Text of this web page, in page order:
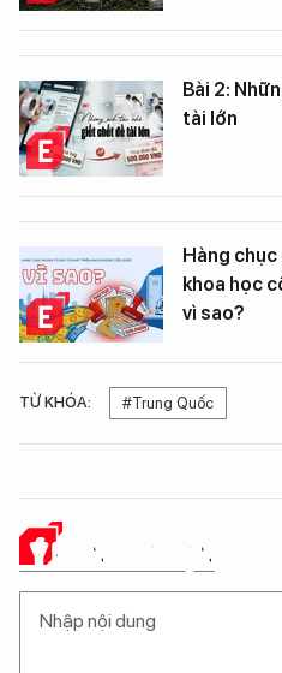
Bài 2:
tài lớn
Hàng
khoa học
vì sao?
TỪ KHÓA: #Trung Quốc
Ý KIẾN CỦA BẠN